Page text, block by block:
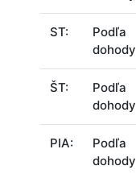
ST:
Podľa
dohody
ŠT:
Podľa
dohody
PIA:
Podľa
dohody